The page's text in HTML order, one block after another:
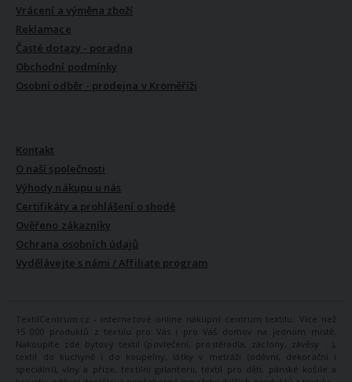
Vrácení a výměna zboží
Reklamace
Časté dotazy - poradna
Obchodní podmínky
Osobní odběr - prodejna v Kroměříži
Kontakt
O naší společnosti
Výhody nákupu u nás
Certifikáty a prohlášení o shodě
Ověřeno zákazníky
Ochrana osobních údajů
Vydělávejte s námi / Affiliate program
TextilCentrum.cz - internetové online nákupní centrum textilu. Více než
15 000 produktů z textilu pro Vás i pro Váš domov na jednom místě.
Nakoupíte zde bytový textil (povlečení, prostěradla, záclony, závěsy ...),
textil do kuchyně i do koupelny, látky v metráži (oděvní, dekorační i
speciální), vlny a příze, textilní galanterii, textil pro děti, pánské košile a